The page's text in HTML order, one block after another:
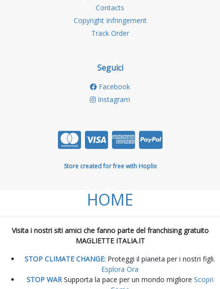
Contacts
Copyright Infringement
Track Order
Seguici
Facebook
Instagram
Store created for free with Hoplix
HOME
Visita i nostri siti amici che fanno parte del franchising gratuito
MAGLIETTE ITALIA.IT
STOP CLIMATE CHANGE: Proteggi il pianeta per i nostri figli.
Esplora Ora
STOP WARSupporta la pace per un mondo migliore Scopri